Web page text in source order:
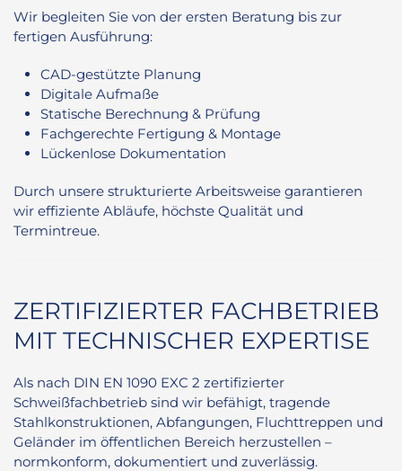
Wir begleiten Sie von der ersten Beratung bis zur
fertigen Ausführung:
CAD-gestützte Planung
Digitale Aufmaße
Statische Berechnung & Prüfung
Fachgerechte Fertigung & Montage
Lückenlose Dokumentation
Durch unsere strukturierte Arbeitsweise garantieren
wir effiziente Abläufe, höchste Qualität und
Termintreue.
ZERTIFIZIERTER FACHBETRIEB
MIT TECHNISCHER EXPERTISE
Als nach DIN EN 1090 EXC 2 zertifizierter
Schweißfachbetrieb sind wir befähigt, tragende
Stahlkonstruktionen, Abfangungen, Fluchttreppen und
Geländer im öffentlichen Bereich herzustellen –
normkonform, dokumentiert und zuverlässig.